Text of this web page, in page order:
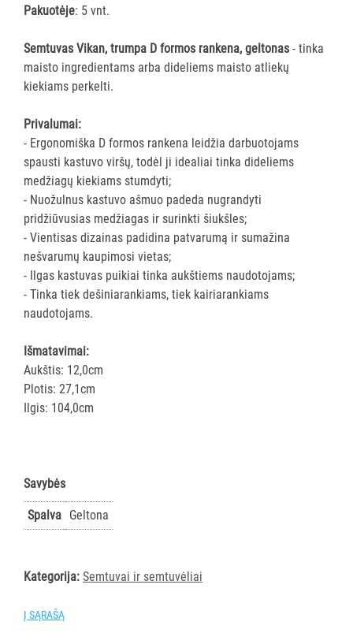
šveistukai,
padai
Įrankiai
teritorijų
Maisto
gamybos
vietų
valymas
Visi
Valymo
šepečiai
Nubraukėjai
ir
gumos
Teleskopiniai
kotai
Gremžtukai,
mentelės
semtuvėliai
Dangčiai
Pastatų
vežimėliai
Pakuotėje: 5 vnt.
Semtuvas Vikan, trumpa D formos rankena, geltonas - tinka
maisto ingredientams arba dideliems maisto atliekų
kiekiams perkelti.
Privalumai:
- Ergonomiška D formos rankena leidžia darbuotojams
spausti kastuvo viršų, todėl ji idealiai tinka dideliems
medžiagų kiekiams stumdyti;
- Nuožulnus kastuvo ašmuo padeda nugrandyti
pridžiūvusias medžiagas ir surinkti šiukšles;
- Vientisas dizainas padidina patvarumą ir sumažina
nešvarumų kaupimosi vietas;
- Ilgas kastuvas puikiai tinka aukštiems naudotojams;
- Tinka tiek dešiniarankiams, tiek kairiarankiams
naudotojams.
Išmatavimai:
Aukštis: 12,0cm
Plotis: 27,1cm
Ilgis: 104,0cm
Savybės
Spalva Geltona
Kategorija: Semtuvai ir semtuvėliai
Į SĄRAŠĄ